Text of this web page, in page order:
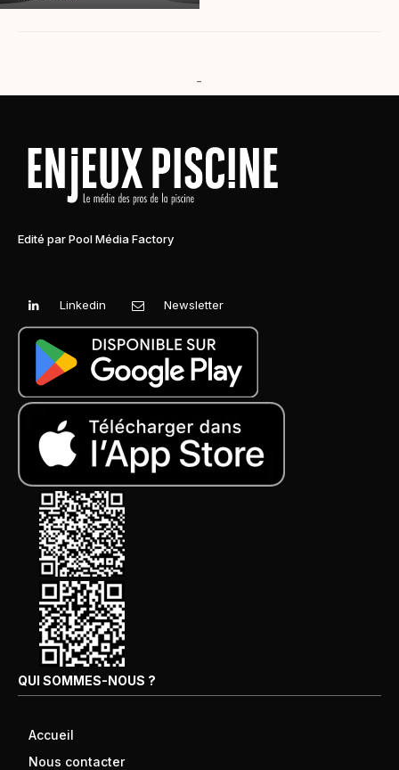
-
Edité par Pool Média Factory
Linkedin Newsletter
QUI SOMMES-NOUS ?
Accueil
Nous contacter